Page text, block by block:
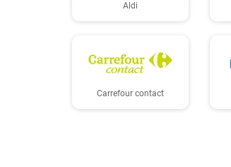
Aldi
Carrefour contact